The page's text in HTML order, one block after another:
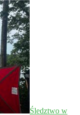
Śledztwo w